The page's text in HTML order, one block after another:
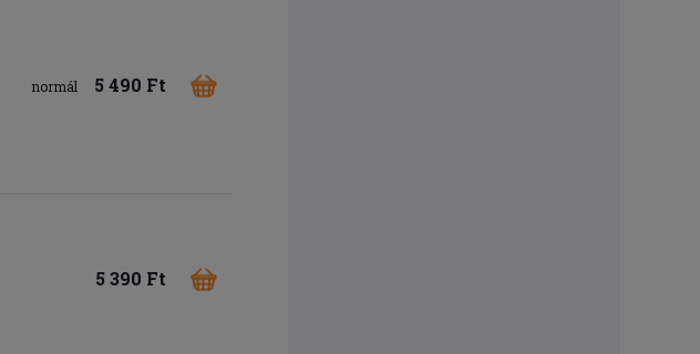
normál 5 490 Ft
5 390 Ft